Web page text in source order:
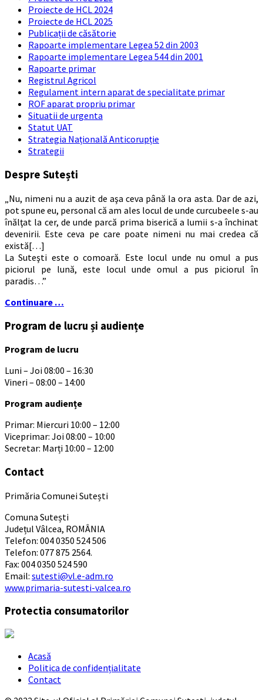
Proiecte de HCL 2024
Proiecte de HCL 2025
Publicații de căsătorie
Rapoarte implementare Legea 52 din 2003
Rapoarte implementare Legea 544 din 2001
Rapoarte primar
Registrul Agricol
Regulament intern aparat de specialitate primar
ROF aparat propriu primar
Situatii de urgenta
Statut UAT
Strategia Națională Anticorupție
Strategii
Despre Sutești
„Nu, nimeni nu a auzit de aşa ceva până la ora asta. Dar de azi,
pot spune eu, personal că am ales locul de unde curcubeele s-au
înălţat la cer, de unde parcă prima biserică a lumii s-a închinat
devenirii. Este ceva pe care poate nimeni nu mai credea că
există[…]
La Suteşti este o comoară. Este locul unde nu omul a pus
piciorul pe lună, este locul unde omul a pus piciorul în
paradis…”
Continuare …
Program de lucru și audiențe
Program de lucru
Luni – Joi 08:00 – 16:30
Vineri – 08:00 – 14:00
Program audiențe
Primar: Miercuri 10:00 – 12:00
Viceprimar: Joi 08:00 – 10:00
Secretar: Marți 10:00 – 12:00
Contact
Primăria Comunei Sutești
Comuna Sutești
Județul Vâlcea, ROMÂNIA
Telefon: 004 0350 524 506
Telefon: 077 875 2564.
Fax: 004 0350 524 590
Email: sutesti@vl.e-adm.ro
www.primaria-sutesti-valcea.ro
Protectia consumatorilor
Acasă
Politica de confidențialitate
Contact